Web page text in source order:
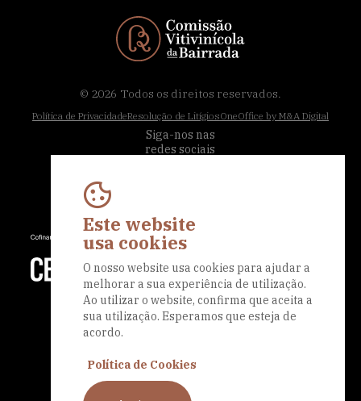
© 2026 Todos os direitos reservados.
Política de PrivacidadeResolução de LitígiosOneOffice by M&A Digital
Siga-nos nas
redes sociais
Este website
usa cookies
O nosso website usa cookies para ajudar a
melhorar a sua experiência de utilização.
Ao utilizar o website, confirma que aceita a
sua utilização. Esperamos que esteja de
acordo.
Política de Cookies